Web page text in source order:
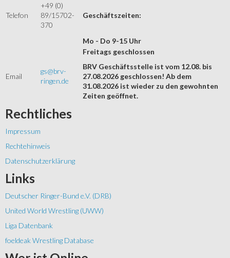
Telefon
+49 (0)
89/15702-
370
Geschäftszeiten:
Mo - Do 9-15 Uhr
Email
gs@brv-
ringen.de
Freitags geschlossen
BRV Geschäftsstelle ist vom 12.08. bis
27.08.2026 geschlossen! Ab dem
31.08.2026 ist wieder zu den gewohnten
Zeiten geöffnet.
Rechtliches
Impressum
Rechtehinweis
Datenschutzerklärung
Links
Deutscher Ringer-Bund e.V. (DRB)
United World Wrestling (UWW)
Liga Datenbank
foeldeak Wrestling Database